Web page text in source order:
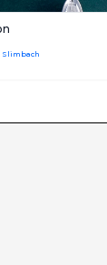
Slimbach